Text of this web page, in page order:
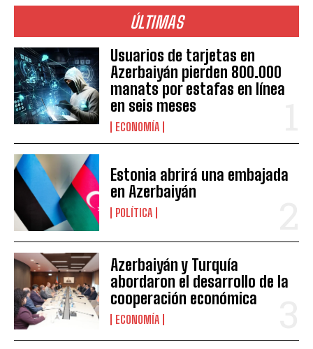
ÚLTIMAS
Usuarios de tarjetas en
Azerbaiyán pierden 800.000
manats por estafas en línea
en seis meses
ECONOMÍA
Estonia abrirá una embajada
en Azerbaiyán
POLÍTICA
Azerbaiyán y Turquía
abordaron el desarrollo de la
cooperación económica
ECONOMÍA